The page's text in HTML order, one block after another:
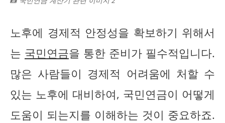
노후에 경제적 안정성을 확보하기 위해서
는 국민연금을 통한 준비가 필수적입니다.
많은 사람들이 경제적 어려움에 처할 수
있는 노후에 대비하여, 국민연금이 어떻게
도움이 되는지를 이해하는 것이 중요하죠.